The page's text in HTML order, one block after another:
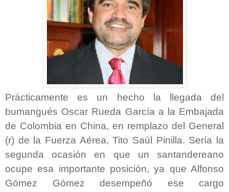
Prácticamente es un hecho la llegada del
bumangués Oscar Rueda García a la Embajada
de Colombia en China, en remplazo del General
(r) de la Fuerza Aérea, Tito Saúl Pinilla. Sería la
segunda ocasión en que un santandereano
ocupe esa importante posición, ya que Alfonso
Gómez Gómez desempeñó ese cargo